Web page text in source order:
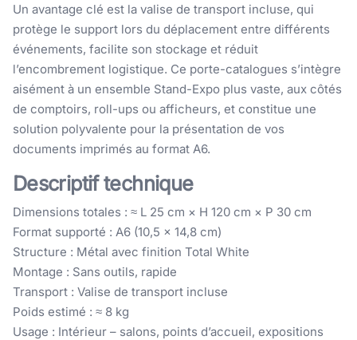
Un avantage clé est la valise de transport incluse, qui
protège le support lors du déplacement entre différents
événements, facilite son stockage et réduit
l’encombrement logistique. Ce porte-catalogues s’intègre
aisément à un ensemble Stand-Expo plus vaste, aux côtés
de comptoirs, roll-ups ou afficheurs, et constitue une
solution polyvalente pour la présentation de vos
documents imprimés au format A6.
Descriptif technique
Dimensions totales : ≈ L 25 cm × H 120 cm × P 30 cm
Format supporté : A6 (10,5 × 14,8 cm)
Structure : Métal avec finition Total White
Montage : Sans outils, rapide
Transport : Valise de transport incluse
Poids estimé : ≈ 8 kg
Usage : Intérieur – salons, points d’accueil, expositions